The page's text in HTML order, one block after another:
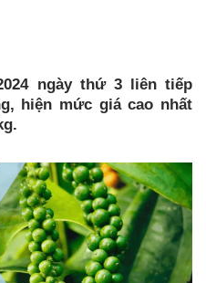
ngày thứ 3 liên tiếp
hiện mức giá cao nhất